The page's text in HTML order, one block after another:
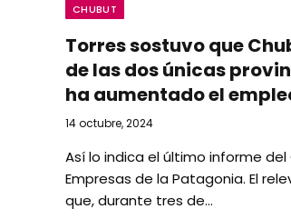
CHUBUT
Torres sostuvo que
de las dos únicas
ha aumentado el
14 octubre, 2024
Así lo indica el último informe
Empresas de la Patagonia. El
que, durante tres de…